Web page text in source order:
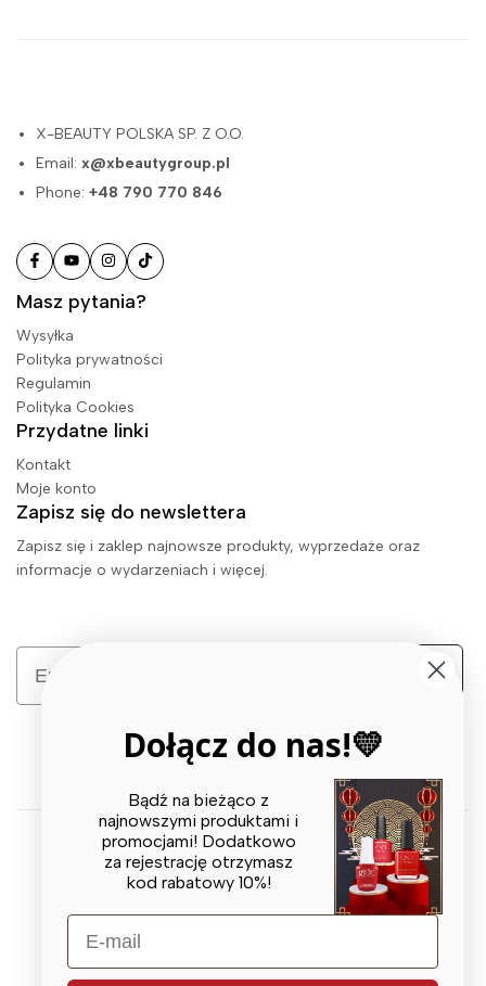
X-BEAUTY POLSKA SP. Z O.O.
Email:x@xbeautygroup.pl
Phone:+48 790 770 846
Masz pytania?
Wysyłka
Polityka prywatności
Regulamin
Polityka Cookies
Przydatne linki
Kontakt
Moje konto
Zapisz się do newslettera
Zapisz się i zaklep najnowsze produkty, wyprzedaże oraz
informacje o wydarzeniach i więcej.
Email
Zapisz się
© 2026 X BEAUTY GROUP. All Rights Reserved
Dołącz do nas!💛
Bądź na bieżąco z
najnowszymi produktami i
promocjami! Dodatkowo
za rejestrację otrzymasz
kod rabatowy 10%!
E-mail